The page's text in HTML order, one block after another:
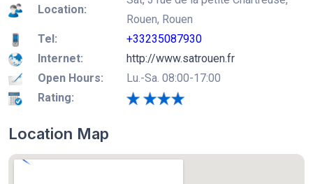
Location:
Rouen, Rouen
Tel:
+33235087930
Internet:
http://www.satrouen.fr
Open Hours:
Lu.-Sa. 08:00-17:00
Rating:
Location Map